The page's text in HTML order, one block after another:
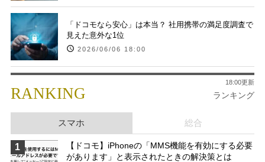
「ドコモなら安心」は本当？ 社用携帯の満足度調査で
見えた意外な1位
2026/06/06 18:00
RANKING ランキング
18:00更新
スマホ 総合
1
【ドコモ】iPhoneの「MMS機能を有効にする必要
があります」と表示されたときの解決策とは